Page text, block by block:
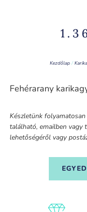
Kezdőlap/
Fehérarany
Készletünk folyamatosan
található, emailben vagy
lehetőségéről vagy